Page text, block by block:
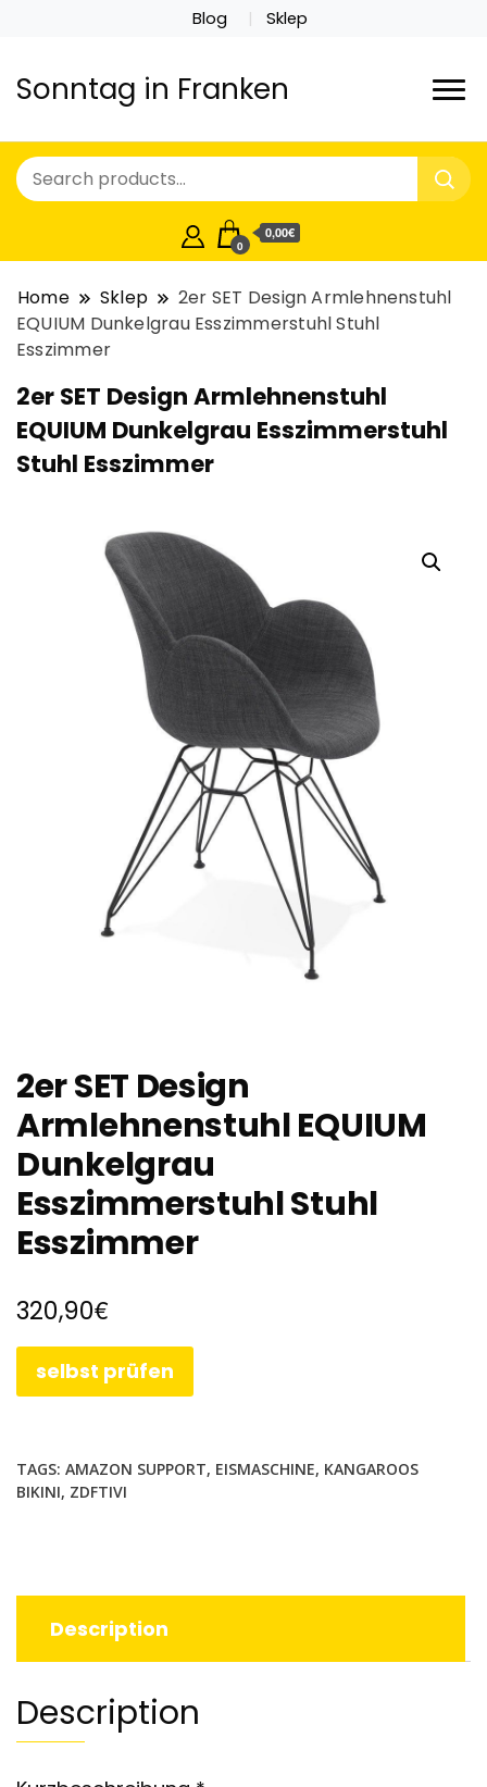
Blog Sklep
Sonntag in Franken
0
0,00€
Home Sklep
2er SET Design Armlehnenstuhl
EQUIUM Dunkelgrau Esszimmerstuhl Stuhl
Esszimmer
2er SET Design Armlehnenstuhl
EQUIUM Dunkelgrau Esszimmerstuhl
Stuhl Esszimmer
2er SET Design
Armlehnenstuhl EQUIUM
Dunkelgrau
Esszimmerstuhl Stuhl
Esszimmer
320,90€
selbst prüfen
TAGS: AMAZON SUPPORT, EISMASCHINE, KANGAROOS
BIKINI, ZDFTIVI
Description
Description